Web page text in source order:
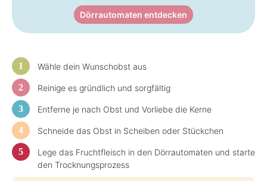
Dörrautomaten entdecken
Wähle dein Wunschobst aus
Reinige es gründlich und sorgfältig
Entferne je nach Obst und Vorliebe die Kerne
Schneide das Obst in Scheiben oder Stückchen
Lege das Fruchtfleisch in den Dörrautomaten und starte
den Trocknungsprozess